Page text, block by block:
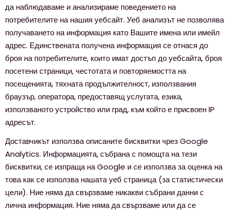
да наблюдаваме и анализираме поведението на
потребителите на нашия уебсайт. Уеб анализът не позволява
получаването на информация като Вашите имена или имейл
адрес. Единствената получена информация се отнася до
броя на потребителите, които имат достъп до уебсайта, броя
посетени страници, честотата и повторяемостта на
посещенията, тяхната продължителност, използвания
браузър, оператора, предоставящ услугата, езика,
използваното устройство или град, към който е присвоен IP
адресът.
Доставчикът използва описаните бисквитки чрез Google
Analytics. Информацията, събрана с помощта на тези
бисквитки, се изпраща на Google и се използва за оценка на
това как се използва нашата уеб страница (за статистически
цели). Ние няма да свързваме никакви събрани данни с
лична информация. Ние няма да свързваме или да се